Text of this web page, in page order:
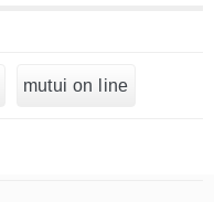
mutui on line